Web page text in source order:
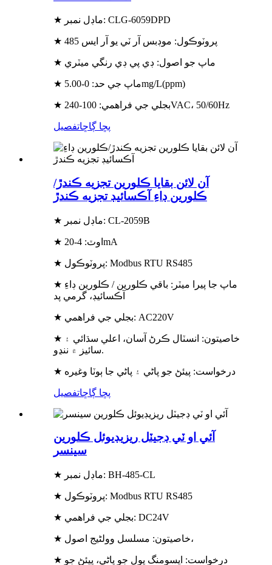
★ ماڊل نمبر: CLG-6059DPD
★ پروٽوڪول: موڊبس آر ٽي يو آر ايس 485
★ ماپ جو اصول: ڊي پي ڊي رنگي ميٽري
★ ماپ جي حد: 0-5.00mg/L(ppm)
★ بجلي جي فراهمي: 100-240VAC، 50/60Hz
پڇا ڳاڇاتفصيل
آن لائن بقايا ڪلورين تجزيه ڪندڙ/
ڪلورين ڊاءِ آڪسائيڊ تجزيه ڪندڙ
★ ماڊل نمبر: CL-2059B
★ اوٽ: 4-20mA
★ پروٽوڪول: Modbus RTU RS485
★ ماپ جا پيرا ميٽر: باقي ڪلورين / ڪلورين ڊاءِ
آڪسائيڊ، گرمي پد
★ بجلي جي فراهمي: AC220V
★ خاصيتون: انسٽال ڪرڻ آسان، اعلي سڌائي ۽
سائيز ۾ ننڍو.
★ درخواست: پيئڻ جو پاڻي ۽ پاڻي جا ٻوٽا وغيره
پڇا ڳاڇاتفصيل
آئي او ٽي ڊجيٽل ريزيڊيوئل ڪلورين
سينسر
★ ماڊل نمبر: BH-485-CL
★ پروٽوڪول: Modbus RTU RS485
★ بجلي جي فراهمي: DC24V
★ خاصيتون: مسلسل وولٹیج اصول،
★ درخواست: ايسوِمنگ پول جو پاڻي، پيئڻ جو